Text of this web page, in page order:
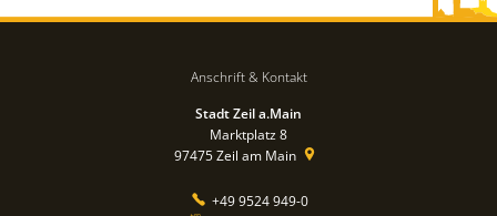
Anschrift & Kontakt
Stadt Zeil a.Main
Marktplatz 8
97475Zeil am Main
+49 9524 949-0